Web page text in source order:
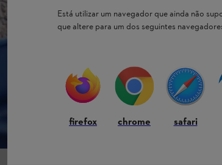
Está utilizar um navegador que ainda não
que altere para um dos seguintes
firefox chrome safari